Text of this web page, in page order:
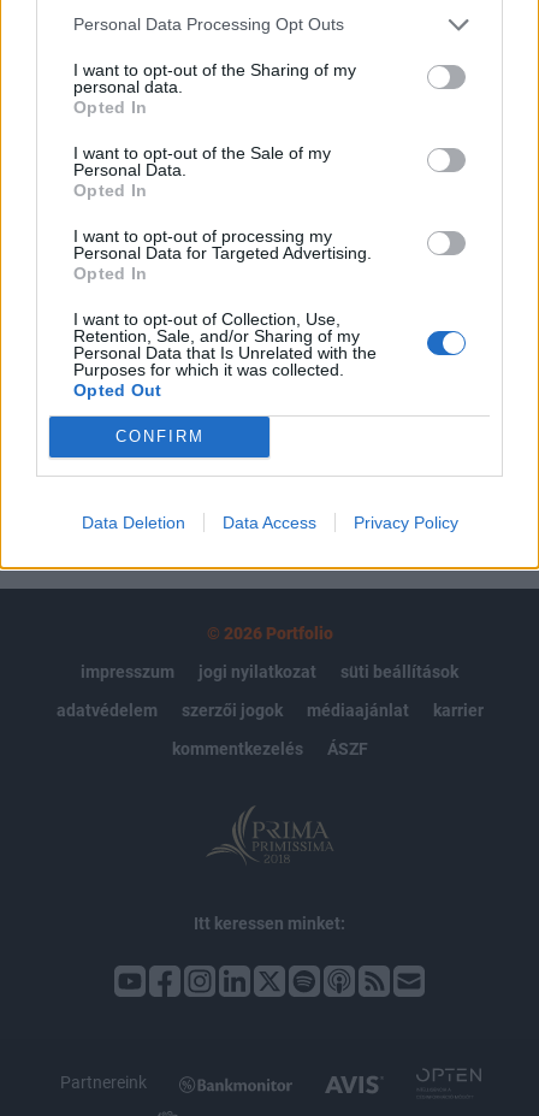
Personal Data Processing Opt Outs
I want to opt-out of the Sharing of my
personal data.
Opted In
I want to opt-out of the Sale of my
Personal Data.
Opted In
I want to opt-out of processing my
Personal Data for Targeted Advertising.
Opted In
I want to opt-out of Collection, Use,
Retention, Sale, and/or Sharing of my
Personal Data that Is Unrelated with the
Purposes for which it was collected.
Opted Out
CONFIRM
Data Deletion Data Access Privacy Policy
KEDVES OLVASÓNK!
A keresett cikk a portfolio.hu hírarchívumához
regisztrációhoz kötött.
Az előfizetés a következőket tartalmazza:
Portfolio.hu teljes cikkarchívum
Kötéslisták: BÉT elmúlt 2 év napon belüli
Előfizetés
MÁR ELŐFIZETŐNK VAGY?
© 2026 Portfolio
impresszum
jogi nyilatkozat
süti beállítások
adatvédelem
szerzői jogok médiaajánlat
karrier
kommentkezelés
ÁSZF
Itt keressen minket:
Partnereink